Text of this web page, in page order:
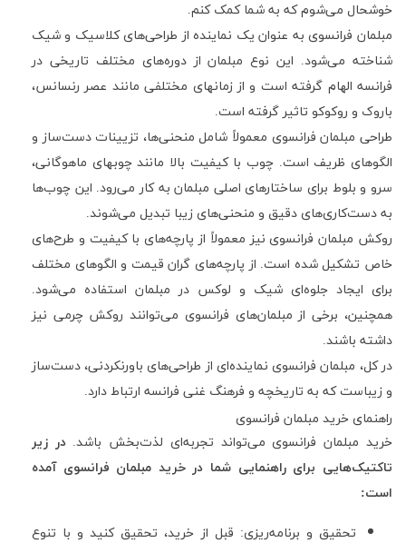
خوشحال می‌شوم که به شما کمک کنم.
مبلمان فرانسوی به عنوان یک نماینده از طراحی‌های کلاسیک و شیک
شناخته می‌شود. این نوع مبلمان از دوره‌های مختلف تاریخی در
فرانسه الهام گرفته است و از زمانهای مختلفی مانند عصر رنسانس،
باروک و روکوکو تاثیر گرفته است.
طراحی مبلمان فرانسوی معمولاً شامل منحنی‌ها، تزیینات دست‌ساز و
الگوهای ظریف است. چوب با کیفیت بالا مانند چوبهای ماهوگانی،
سرو و بلوط برای ساختارهای اصلی مبلمان به کار می‌رود. این چوب‌ها
به دست‌کاری‌های دقیق و منحنی‌های زیبا تبدیل می‌شوند.
روکش مبلمان فرانسوی نیز معمولاً از پارچه‌های با کیفیت و طرح‌های
خاص تشکیل شده است. از پارچه‌های گران قیمت و الگوهای مختلف
برای ایجاد جلوه‌ای شیک و لوکس در مبلمان استفاده می‌شود.
همچنین، برخی از مبلمان‌های فرانسوی می‌توانند روکش چرمی نیز
داشته باشند.
در کل، مبلمان فرانسوی نماینده‌ای از طراحی‌های باورنکردنی، دست‌ساز
و زیباست که به تاریخچه و فرهنگ غنی فرانسه ارتباط دارد.
راهنمای خرید مبلمان فرانسوی
خرید مبلمان فرانسوی می‌تواند تجربه‌ای لذت‌بخش باشد.در زیر
تاکتیک‌هایی برای راهنمایی شما در خرید مبلمان فرانسوی آمده
است:
تحقیق و برنامه‌ریزی: قبل از خرید، تحقیق کنید و با تنوع